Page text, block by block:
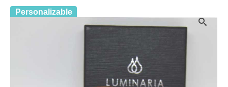
Personalizable
Cruz Murano y Plata pequeña
23.03€